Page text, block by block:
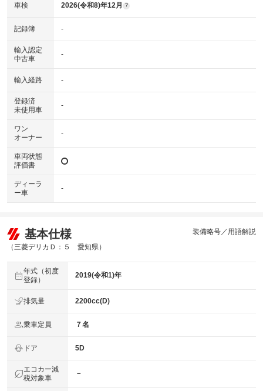
車検 2026(令和8)年12月 ?
記録簿 -
輸入認定
中古車
-
輸入経路 -
登録済
未使用車
-
ワン
オーナー
-
車両状態
評価書
ディーラ
ー車
-
基本仕様
（三菱デリカＤ：５ 愛知県）
装備略号／用語解説
年式（初度
登録）
2019(令和1)年
排気量 2200cc(D)
乗車定員 ７名
ドア 5D
エコカー減
税対象車
－